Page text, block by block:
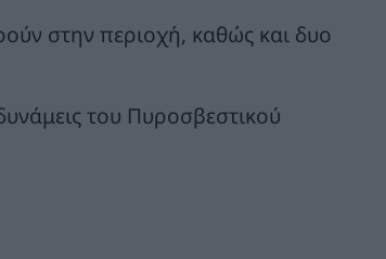
στην περιοχή, καθώς και δυο
του Πυροσβεστικού